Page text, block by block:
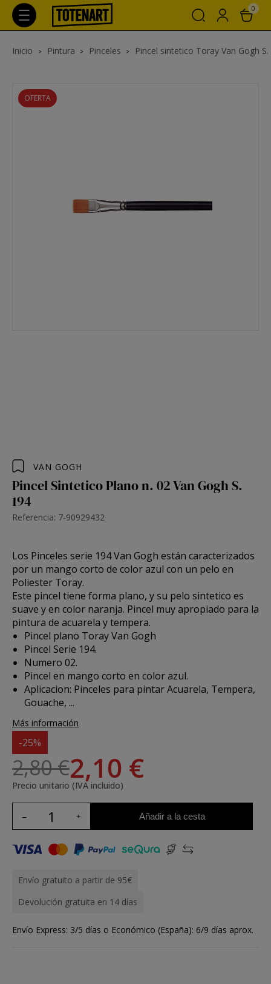
0
Inicio Pintura Pinceles Pincel sintetico Toray Van Gogh
OFERTA
VAN GOGH
Pincel Sintetico Plano n. 02 Van Gogh S.
194
Referencia: 7-90929432
Los Pinceles serie 194 Van Gogh están caracterizados
por un mango corto de color azul con un pelo en
Poliester Toray.
Este pincel tiene forma plano, y su pelo sintetico es
suave y en color naranja. Pincel muy apropiado para la
pintura de acuarela y tempera.
Pincel plano Toray Van Gogh
Pincel Serie 194.
Numero 02.
Pincel en mango corto en color azul.
Aplicacion: Pinceles para pintar Acuarela, Tempera,
Gouache, ...
Más información
-25%
2,80 €2,10 €
Precio unitario (IVA incluido)
Añadir a la cesta
Envío gratuito a partir de 95€
Devolución gratuita en 14 días
Envío Express: 3/5 días o Económico (España): 6/9 días aprox.